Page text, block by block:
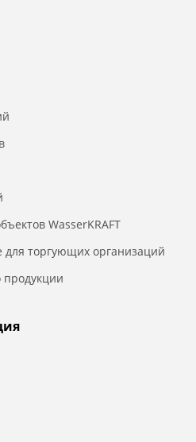
WasserKRAFT
для торгующих организаций
продукции